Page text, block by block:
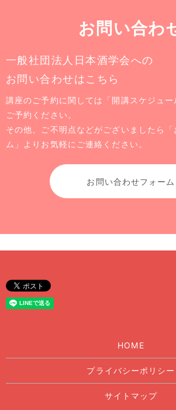
お問い合わ
一般社団法人日本酒学会への
お問い合わせはこちら
講座のご予約に関しては「開講スケジュー
ご予約ください。
その他、ご不明点などがございましたら
ム」よりお気軽にご連絡ください。
お問い合わせフォーム
HOME
プライバシーポリシー
サイトマップ